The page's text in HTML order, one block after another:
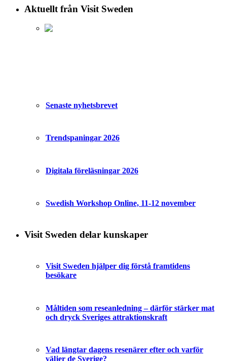
Aktuellt från Visit Sweden
Senaste nyhetsbrevet
Trendspaningar 2026
Digitala föreläsningar 2026
Swedish Workshop Online, 11-12 november
Visit Sweden delar kunskaper
Visit Sweden hjälper dig förstå framtidens
besökare
Måltiden som reseanledning – därför stärker mat
och dryck Sveriges attraktionskraft
Vad längtar dagens resenärer efter och varför
väljer de Sverige?